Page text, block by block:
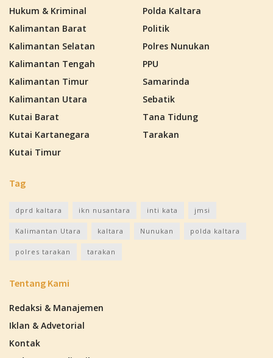
Hukum & Kriminal
Kalimantan Barat
Kalimantan Selatan
Kalimantan Tengah
Kalimantan Timur
Kalimantan Utara
Kutai Barat
Kutai Kartanegara
Kutai Timur
Polda Kaltara
Politik
Polres Nunukan
PPU
Samarinda
Sebatik
Tana Tidung
Tarakan
Tag
dprd kaltara ikn nusantara inti kata jmsi
Kalimantan Utara kaltara Nunukan polda kaltara
polres tarakan tarakan
Tentang Kami
Redaksi & Manajemen
Iklan & Advetorial
Kontak